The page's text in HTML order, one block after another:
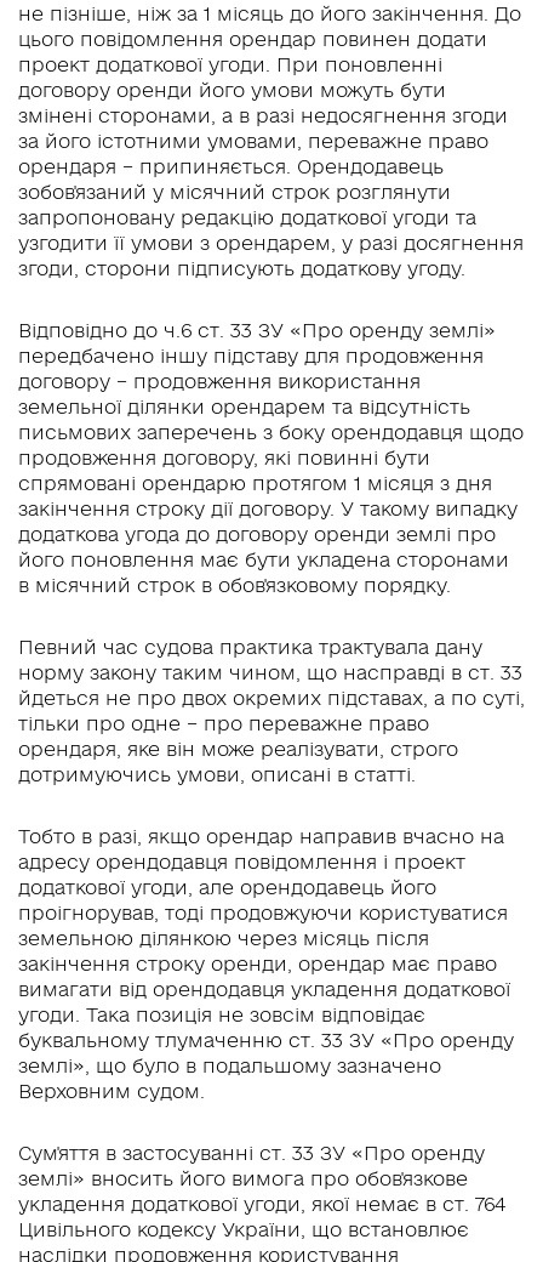
не пізніше, ніж за 1 місяць до його закінчення. До
цього повідомлення орендар повинен додати
проект додаткової угоди. При поновленні
договору оренди його умови можуть бути
змінені сторонами, а в разі недосягнення згоди
за його істотними умовами, переважне право
орендаря – припиняється. Орендодавець
зобов'язаний у місячний строк розглянути
запропоновану редакцію додаткової угоди та
узгодити її умови з орендарем, у разі досягнення
згоди, сторони підписують додаткову угоду.
Відповідно до ч.6 ст. 33 ЗУ «Про оренду землі»
передбачено іншу підставу для продовження
договору – продовження використання
земельної ділянки орендарем та відсутність
письмових заперечень з боку орендодавця щодо
продовження договору, які повинні бути
спрямовані орендарю протягом 1 місяця з дня
закінчення строку дії договору. У такому випадку
додаткова угода до договору оренди землі про
його поновлення має бути укладена сторонами
в місячний строк в обов'язковому порядку.
Певний час судова практика трактувала дану
норму закону таким чином, що насправді в ст. 33
йдеться не про двох окремих підставах, а по суті,
тільки про одне – про переважне право
орендаря, яке він може реалізувати, строго
дотримуючись умови, описані в статті.
Тобто в разі, якщо орендар направив вчасно на
адресу орендодавця повідомлення і проект
додаткової угоди, але орендодавець його
проігнорував, тоді продовжуючи користуватися
земельною ділянкою через місяць після
закінчення строку оренди, орендар має право
вимагати від орендодавця укладення додаткової
угоди. Така позиція не зовсім відповідає
буквальному тлумаченню ст. 33 ЗУ «Про оренду
землі», що було в подальшому зазначено
Верховним судом.
Сум'яття в застосуванні ст. 33 ЗУ «Про оренду
землі» вносить його вимога про обов'язкове
укладення додаткової угоди, якої немає в ст. 764
Цивільного кодексу України, що встановлює
наслідки продовження користування